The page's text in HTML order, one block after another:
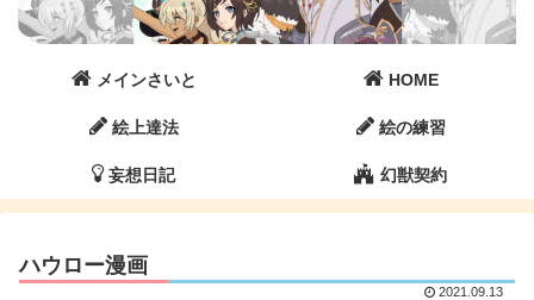
メインさいと HOME
絵上達法 絵の練習
妄想日記 幻獣契約
ハウロー漫画
2021.09.13